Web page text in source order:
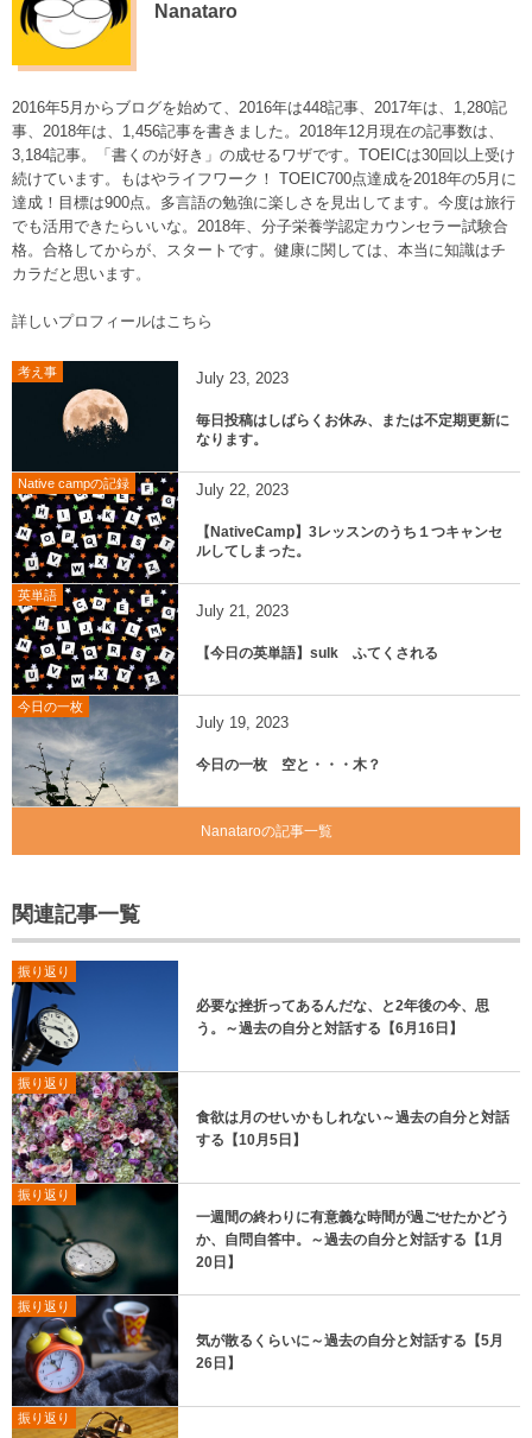
Nanataro
2016年5月からブログを始めて、2016年は448記事、2017年は、1,280記
事、2018年は、1,456記事を書きました。2018年12月現在の記事数は、
3,184記事。「書くのが好き」の成せるワザです。TOEICは30回以上受け
続けています。もはやライフワーク！ TOEIC700点達成を2018年の5月に
達成！目標は900点。多言語の勉強に楽しさを見出してます。今度は旅行
でも活用できたらいいな。2018年、分子栄養学認定カウンセラー試験合
格。合格してからが、スタートです。健康に関しては、本当に知識はチ
カラだと思います。
詳しいプロフィールはこちら
考え事 July 23, 2023
毎日投稿はしばらくお休み、または不定期更新に
なります。
Native campの記録 July 22, 2023
【NativeCamp】3レッスンのうち１つキャンセ
ルしてしまった。
英単語
July 21, 2023
【今日の英単語】sulk ふてくされる
今日の一枚
July 19, 2023
今日の一枚 空と・・・木？
Nanataroの記事一覧
関連記事一覧
振り返り
必要な挫折ってあるんだな、と2年後の今、思
う。～過去の自分と対話する【6月16日】
振り返り
食欲は月のせいかもしれない～過去の自分と対話
する【10月5日】
振り返り
一週間の終わりに有意義な時間が過ごせたかどう
か、自問自答中。～過去の自分と対話する【1月
20日】
振り返り
気が散るくらいに～過去の自分と対話する【5月
26日】
振り返り